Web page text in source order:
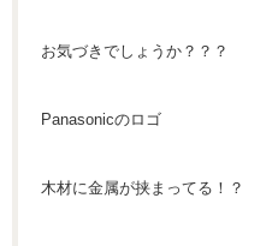
お気づきでしょうか？？？
Panasonicのロゴ
木材に金属が挟まってる！？